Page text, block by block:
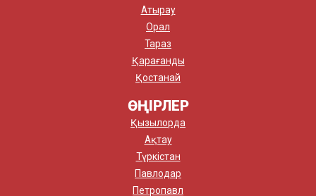
Атырау
Орал
Тараз
Қарағанды
Қостанай
ӨҢІРЛЕР
Қызылорда
Ақтау
Түркістан
Павлодар
Петропавл